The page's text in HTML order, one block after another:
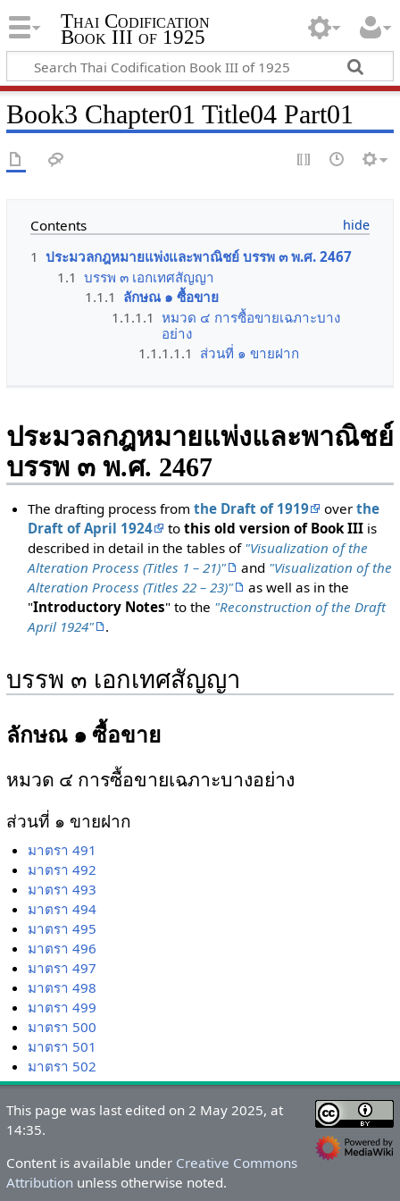
Thai Codification
Book III of 1925
Book3 Chapter01 Title04 Part01
Contents
1 ประมวลกฎหมายแพ่งและพาณิชย์ บรรพ ๓ พ.ศ. 2467
1.1 บรรพ ๓ เอกเทศสัญญา
1.1.1 ลักษณ ๑ ซื้อขาย
1.1.1.1 หมวด ๔ การซื้อขายเฉภาะบาง
อย่าง
1.1.1.1.1 ส่วนที่ ๑ ขายฝาก
ประมวลกฎหมายแพ่งและพาณิชย์
บรรพ ๓ พ.ศ. 2467
The drafting process fromthe Draft of 1919 overthe
Draft of April 1924
tothis old version of Book III is
described in detail in the tables of "Visualization of the
Alteration Process (Titles 1 – 21)"
and "Visualization of the
Alteration Process (Titles 22 – 23)"
as well as in the
"Introductory Notes" to the "Reconstruction of the Draft
April 1924"
.
บรรพ ๓ เอกเทศสัญญา
ลักษณ ๑ ซื้อขาย
หมวด ๔ การซื้อขายเฉภาะบางอย่าง
ส่วนที่ ๑ ขายฝาก
มาตรา 491
มาตรา 492
มาตรา 493
มาตรา 494
มาตรา 495
มาตรา 496
มาตรา 497
มาตรา 498
มาตรา 499
มาตรา 500
มาตรา 501
มาตรา 502
This page was last edited on 2 May 2025, at
14:35.
Content is available under Creative Commons
Attribution unless otherwise noted.